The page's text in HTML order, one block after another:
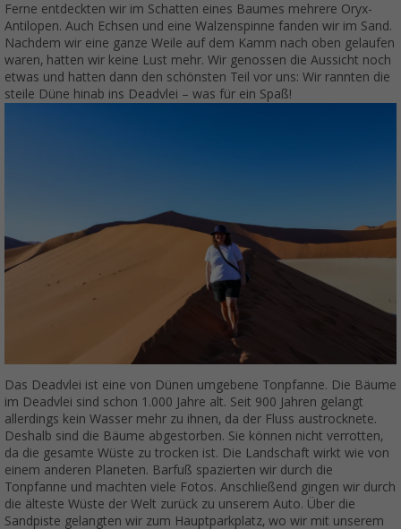
Ferne entdeckten wir im Schatten eines Baumes mehrere Oryx-
Antilopen. Auch Echsen und eine Walzenspinne fanden wir im Sand.
Nachdem wir eine ganze Weile auf dem Kamm nach oben gelaufen
waren, hatten wir keine Lust mehr. Wir genossen die Aussicht noch
etwas und hatten dann den schönsten Teil vor uns: Wir rannten die
steile Düne hinab ins Deadvlei – was für ein Spaß!
Das Deadvlei ist eine von Dünen umgebene Tonpfanne. Die Bäume
im Deadvlei sind schon 1.000 Jahre alt. Seit 900 Jahren gelangt
allerdings kein Wasser mehr zu ihnen, da der Fluss austrocknete.
Deshalb sind die Bäume abgestorben. Sie können nicht verrotten,
da die gesamte Wüste zu trocken ist. Die Landschaft wirkt wie von
einem anderen Planeten. Barfuß spazierten wir durch die
Tonpfanne und machten viele Fotos. Anschließend gingen wir durch
die älteste Wüste der Welt zurück zu unserem Auto. Über die
Sandpiste gelangten wir zum Hauptparkplatz, wo wir mit unserem